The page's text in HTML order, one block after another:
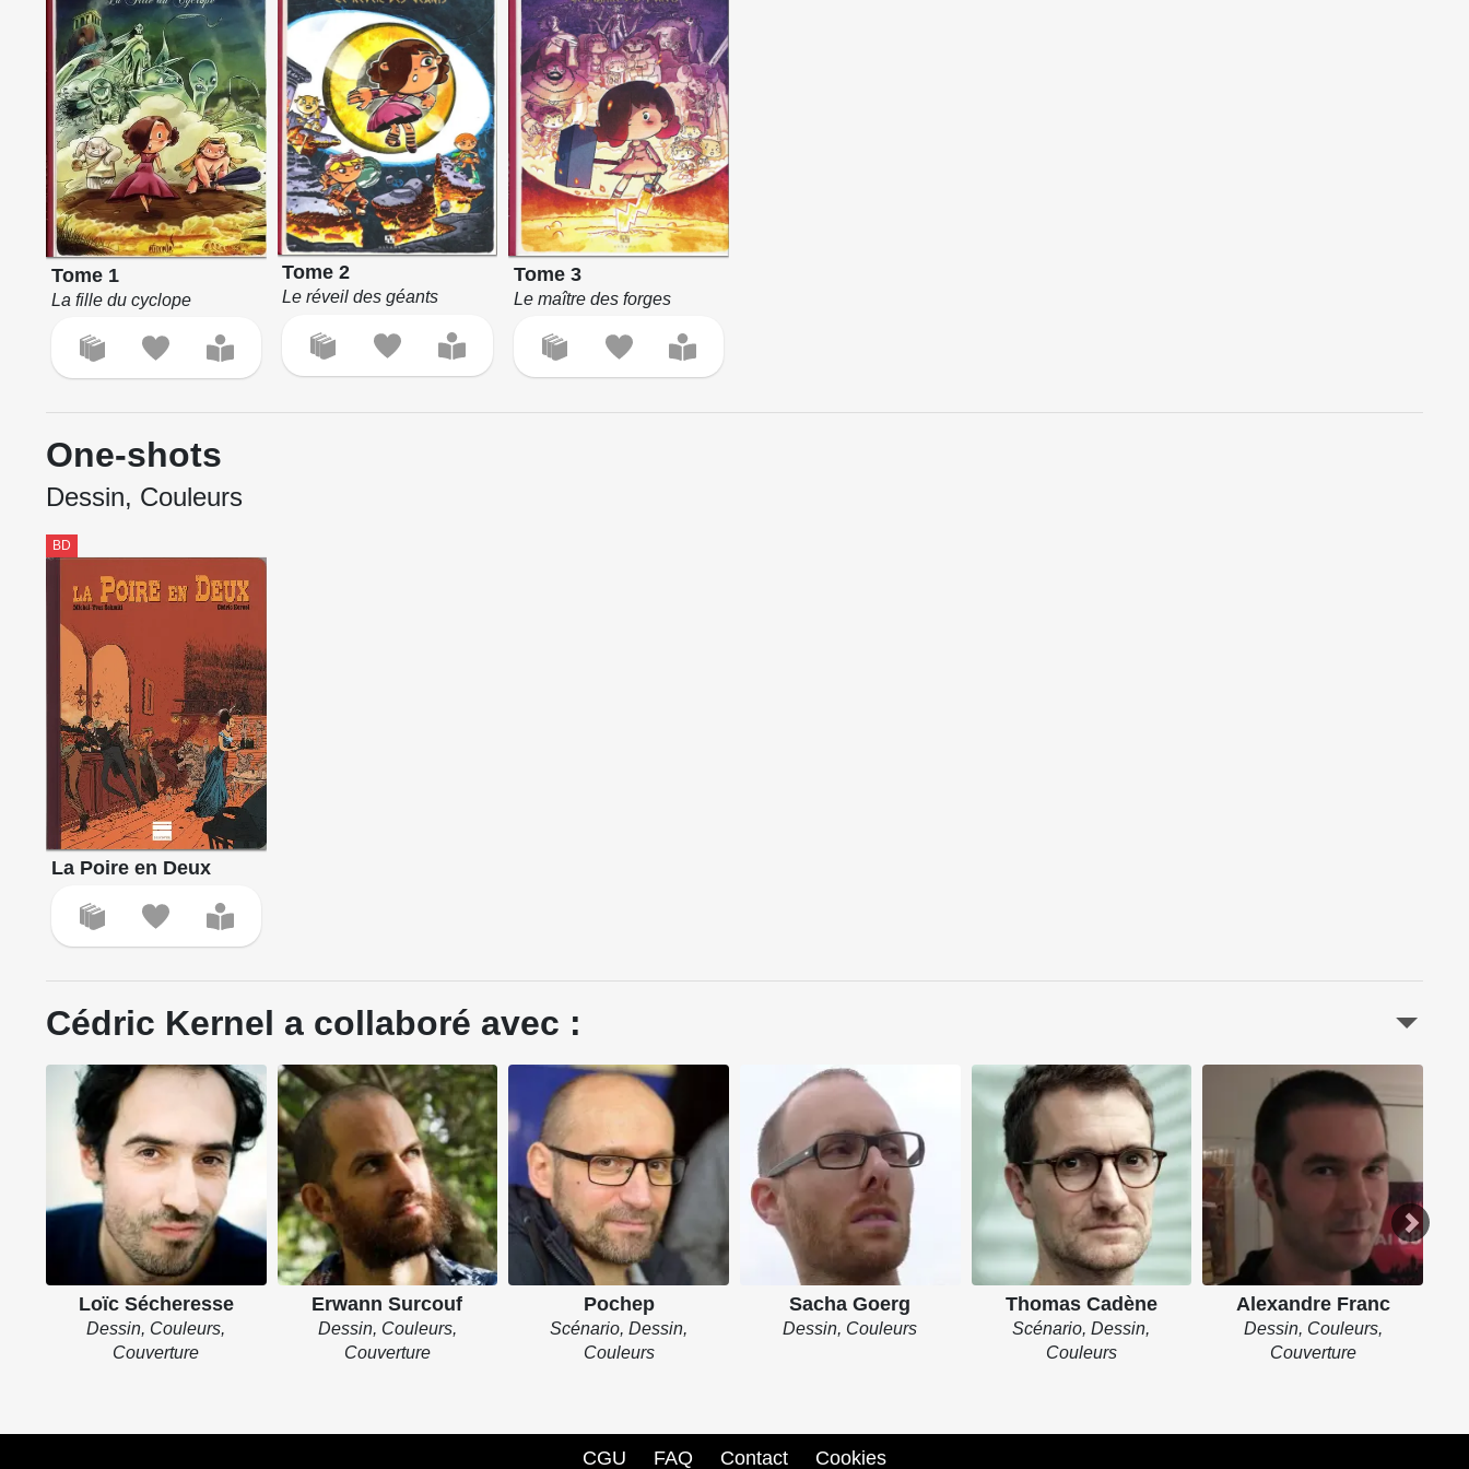
Tome 1
La fille du cyclope
Tome 2
Le réveil des géants
Tome 3
Le maître des forges
One-shots
Dessin, Couleurs
BD
La Poire en Deux
Cédric Kernel a collaboré avec :
Loïc Sécheresse
Dessin, Couleurs,
Couverture
Erwann Surcouf
Dessin, Couleurs,
Couverture
Pochep
Scénario, Dessin,
Couleurs
Sacha Goerg
Dessin, Couleurs
Thomas Cadène
Scénario, Dessin,
Couleurs
Alexandre Franc
Dessin, Couleurs,
Couverture
CGU FAQ Contact Cookies